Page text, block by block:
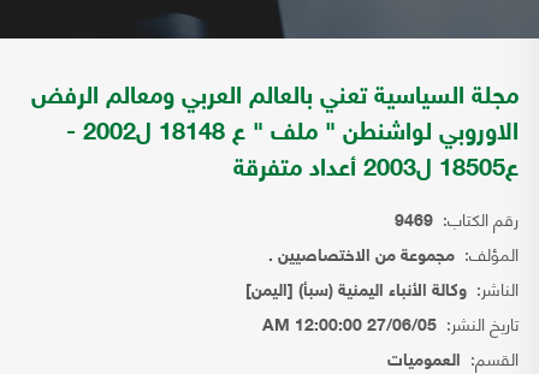
مجلة السياسية تعني بالعالم العربي ومعالم الرفض
الاوروبي لواشنطن " ملف " ع 18148 ل2002 -
ع18505 ل2003 أعداد متفرقة
رقم الكتاب: 9469
المؤلف: مجموعة من الاختصاصيين .
الناشر: وكالة الأنباء اليمنية (سبأ) [اليمن]
تاريخ النشر: 27/06/05 12:00:00 AM
القسم: العموميات